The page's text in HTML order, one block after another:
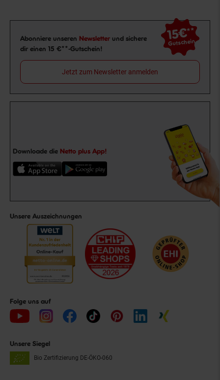
Newsletter Anmeldung
Abonniere unseren Newsletter und sichere
dir einen 15 €**-Gutschein!
15€**
Gutschein
Jetzt zum Newsletter anmelden
Downloade die Netto plus App!
Unsere Auszeichnungen
Folge uns auf
Unsere Siegel
Bio Zertifizierung DE-ÖKO-060